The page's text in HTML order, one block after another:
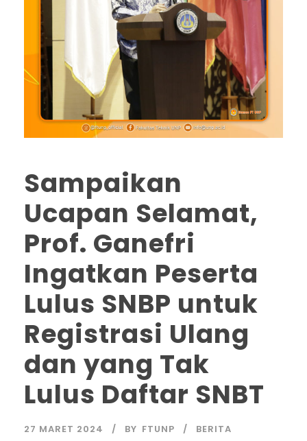
Sampaikan
Ucapan Selamat,
Prof. Ganefri
Ingatkan Peserta
Lulus SNBP untuk
Registrasi Ulang
dan yang Tak
Lulus Daftar SNBT
27 MARET 2024 BY FTUNP BERITA